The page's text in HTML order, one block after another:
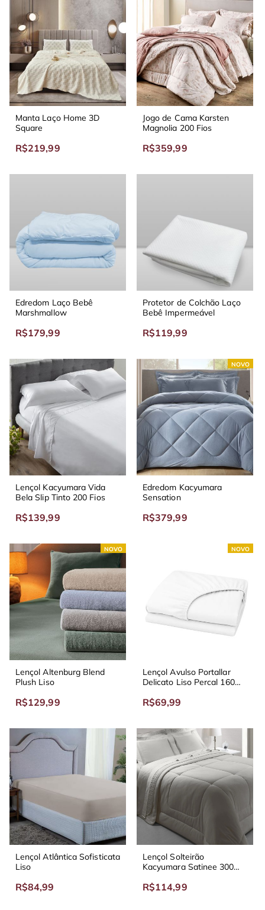
Manta Laço Home 3D
Square
R$219,99
Jogo de Cama Karsten
Magnolia 200 Fios
R$359,99
Edredom Laço Bebê
Marshmallow
R$179,99
Protetor de Colchão Laço
Bebê Impermeável
R$119,99
Lençol Kacyumara Vida
Bela Slip Tinto 200 Fios
R$139,99
NOVO
Edredom Kacyumara
Sensation
R$379,99
NOVO
Lençol Altenburg Blend
Plush Liso
R$129,99
NOVO
Lençol Avulso Portallar
Delicato Liso Percal 160
R$69,99
Lençol Atlântica Sofisticata
Liso
R$84,99
Lençol Solteirão
Kacyumara Satinee 300
R$114,99